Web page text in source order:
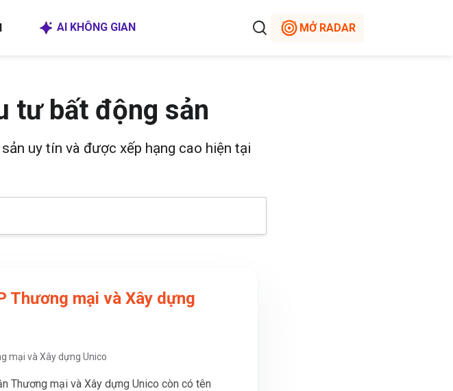
AI KHÔNG GIAN MỞ RADAR
tư bất động sản
uy tín và được xếp hạng cao hiện tại
Thương mại và Xây dựng
mại và Xây dựng Unico
Thương mại và Xây dựng Unico còn có tên